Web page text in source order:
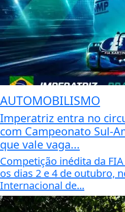
AUTOMOBILISMO
Imperatriz entra no
com Campeonato Sul-
que vale vaga...
Competição inédita da
os dias 2 e 4 de outubro,
Internacional de...